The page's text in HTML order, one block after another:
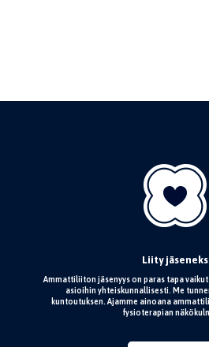
Liity
Ammattiliiton jäsenyys on paras tapa
asioihin yhteiskunnallisesti. Me
kuntoutuksen. Ajamme ainoana
fysioterapian